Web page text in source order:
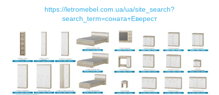
https://letromebel.com.ua/ua/site_search?
search_term=соната+Еверест